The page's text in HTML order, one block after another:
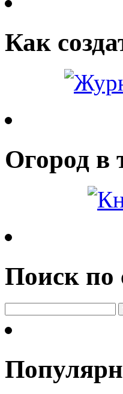
Как
Огород в
Поиск по